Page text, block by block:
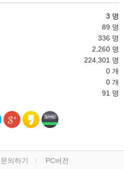
3 명
89 명
336 명
2,260 명
224,301 명
0 개
0 개
91 명
문의하기 PC버전